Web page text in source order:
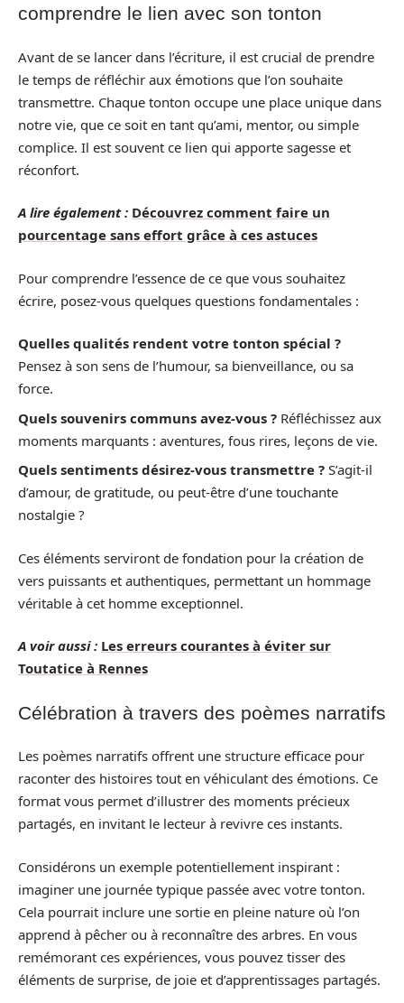
comprendre le lien avec son tonton
Avant de se lancer dans l’écriture, il est crucial de prendre
le temps de réfléchir aux émotions que l’on souhaite
transmettre. Chaque tonton occupe une place unique dans
notre vie, que ce soit en tant qu’ami, mentor, ou simple
complice. Il est souvent ce lien qui apporte sagesse et
réconfort.
A lire également : Découvrez comment faire un
pourcentage sans effort grâce à ces astuces
Pour comprendre l’essence de ce que vous souhaitez
écrire, posez-vous quelques questions fondamentales :
Quelles qualités rendent votre tonton spécial ?
Pensez à son sens de l’humour, sa bienveillance, ou sa
force.
Quels souvenirs communs avez-vous ? Réfléchissez aux
moments marquants : aventures, fous rires, leçons de vie.
Quels sentiments désirez-vous transmettre ? S’agit-il
d’amour, de gratitude, ou peut-être d’une touchante
nostalgie ?
Ces éléments serviront de fondation pour la création de
vers puissants et authentiques, permettant un hommage
véritable à cet homme exceptionnel.
A voir aussi : Les erreurs courantes à éviter sur
Toutatice à Rennes
Célébration à travers des poèmes narratifs
Les poèmes narratifs offrent une structure efficace pour
raconter des histoires tout en véhiculant des émotions. Ce
format vous permet d’illustrer des moments précieux
partagés, en invitant le lecteur à revivre ces instants.
Considérons un exemple potentiellement inspirant :
imaginer une journée typique passée avec votre tonton.
Cela pourrait inclure une sortie en pleine nature où l’on
apprend à pêcher ou à reconnaître des arbres. En vous
remémorant ces expériences, vous pouvez tisser des
éléments de surprise, de joie et d’apprentissages partagés.